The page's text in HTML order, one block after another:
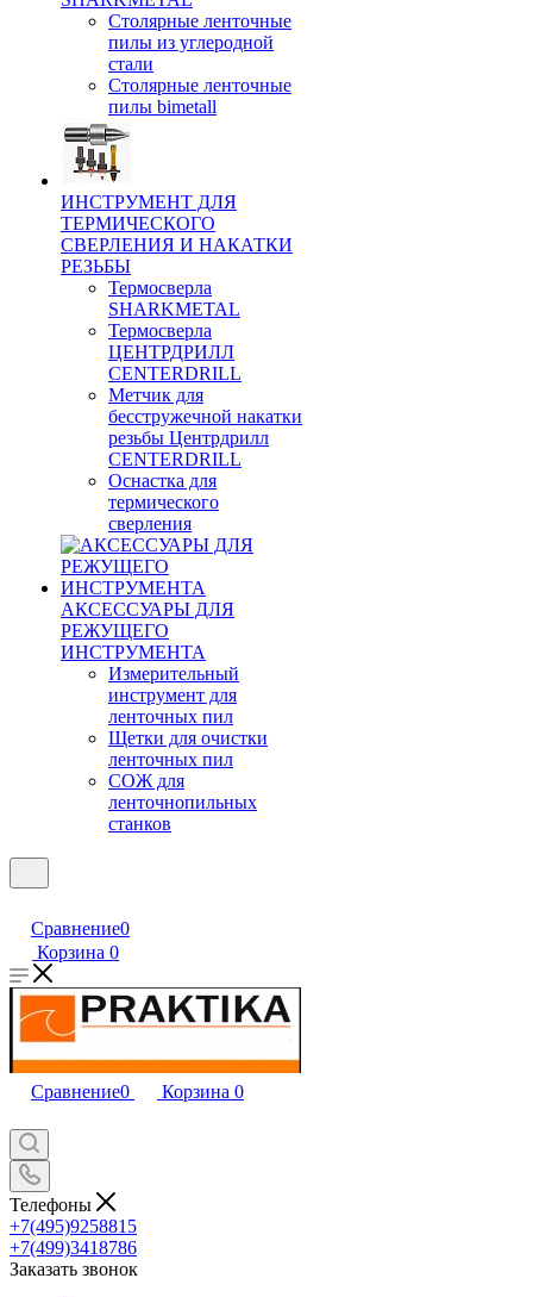
Столярные ленточные
пилы из углеродной
стали
Столярные ленточные
пилы bimetall
ИНСТРУМЕНТ ДЛЯ
ТЕРМИЧЕСКОГО
СВЕРЛЕНИЯ И НАКАТКИ
РЕЗЬБЫ
Термосверла
SHARKMETAL
Термосверла
ЦЕНТРДРИЛЛ
CENTERDRILL
Метчик для
бесстружечной накатки
резьбы Центрдрилл
CENTERDRILL
Оснастка для
термического
сверления
АКСЕССУАРЫ ДЛЯ
РЕЖУЩЕГО
ИНСТРУМЕНТА
Измерительный
инструмент для
ленточных пил
Щетки для очистки
ленточных пил
СОЖ для
ленточнопильных
станков
Сравнение0
Корзина 0
Сравнение0 Корзина 0
Телефоны
+7(495)9258815
+7(499)3418786
Заказать звонок